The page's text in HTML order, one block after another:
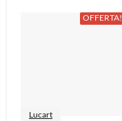
OFFERTA!
Lucart